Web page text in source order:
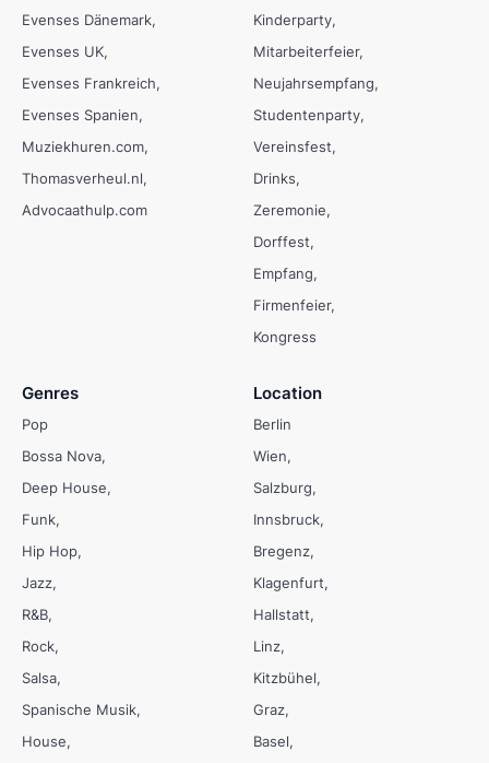
Evenses Dänemark
Evenses UK
Evenses Frankreich
Evenses Spanien
Muziekhuren.com
Thomasverheul.nl
Advocaathulp.com
Kinderparty
Mitarbeiterfeier
Neujahrsempfang
Studentenparty
Vereinsfest
Drinks
Zeremonie
Dorffest
Empfang
Firmenfeier
Kongress
Genres
Pop
Bossa Nova
Deep House
Funk
Hip Hop
Jazz
R&B
Rock
Salsa
Spanische Musik
House
Location
Berlin
Wien
Salzburg
Innsbruck
Bregenz
Klagenfurt
Hallstatt
Linz
Kitzbühel
Graz
Basel